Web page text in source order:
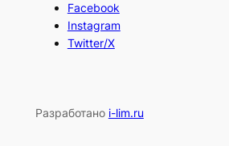
Facebook
Instagram
Twitter/X
Разработано i-lim.ru